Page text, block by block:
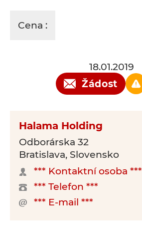
Cena :
18.01.2019
Žádost
Halama Holding
Odborárska 32
Bratislava, Slovensko
*** Kontaktní osoba ***
*** Telefon ***
*** E-mail ***